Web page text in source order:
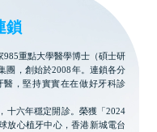
鎖
重點大學醫學博士（碩士研
團，創始於2008年。連鎖各分
，堅持實實在在做好牙科診
十六年穩定開診。榮獲「2024
放心植牙中心，香港新城電台